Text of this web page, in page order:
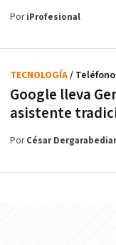
PoriProfesional
Google lleva
asistente
TECNOLOGÍA/
PorCésar